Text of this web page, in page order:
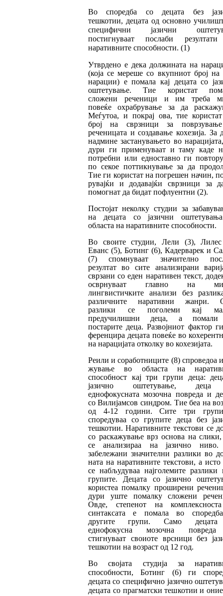
Во споредба со децата без
тешкотии, де­цата од основно
специфични ја­зич­ни
постигнуваат послаби
наративните способности. (1)
Утврдено е дека должината на
(која се мереше со вкупниот број на
нарации) е помала кај децата со
оштетување. Тие користат
сложени реченици и им треба
повеќе охрабрување за да
Меѓутоа, и покрај ова, тие
број на сврзници за
реченицата и соз­да­вање кохезија. За
надмине застанувањето во
дури ги применуваат и таму каде
потребни или едноставно ги
по секое поттикнување за да
Тие ги користат на погрешен начин,
ру­вај­ќи и додавајќи сврзници за
помогнат да бидат пофлуентни (2).
Постојат неколку студии за
на де­ца­та со јазични
областа на нара­тив­ните способности.
Во своите студии, Лели (3),
Еванс (5), Ботинг (6), Кадерварек и
(7) спом­ну­ваат значително
резултат во сите анализирани
сврзани со еден нара­ти­вен текст,
осврнуваат главно на
лингвистичките анализи без
раз­личните наративни жанри.
разлики се по­големи кај
предучилишни деца, а помали
постарите деца. Развојниот фактор
фе­рен­цира децата повеќе во кохере
на нарацијата отколку во кохезијата.
Реили и соработниците (8) спроведоа
жување во областа на
способност кај три групи деца:
јазично оштетување, деца
еднофокусната мозочна повреда и де
со Вилијамсов синдром. Тие беа на
од 4-12 години. Сите три
споредуваа со групите деца без
тешкотии. Наративните текстови се
со раскажување врз основа на
се анализираа на јазично ниво.
забележани значителни разлики во
ната на наративните текстови, а исто
се набљудуваа најголемите разлики
гру­пи­те. Децата со јазично
користеа по­мал­ку проширени
дури уште по­мал­ку сложени
Овде, степенот на комплек
синтаксата е помала во
другите групи. Само
еднофокусна мозочна
стигнуваат своиоте врсници без
тешкотии на возраст од 12 год.
Во својата студија за
способности, Ботинг (6) ги
децата со специфично јазично
децата со прагматски тешкотии и